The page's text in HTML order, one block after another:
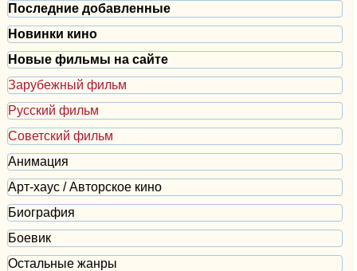
Последние добавленные
Новинки кино
Новые фильмы на сайте
Зарубежный фильм
Русский фильм
Советский фильм
Анимация
Арт-хаус / Авторское кино
Биография
Боевик
Остальные жанры